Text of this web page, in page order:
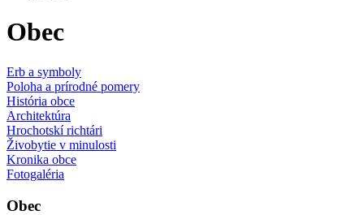
Obec
Erb a symboly
Poloha a prírodné pomery
História obce
Architektúra
Hrochotskí richtári
Živobytie v minulosti
Kronika obce
Fotogaléria
Obec